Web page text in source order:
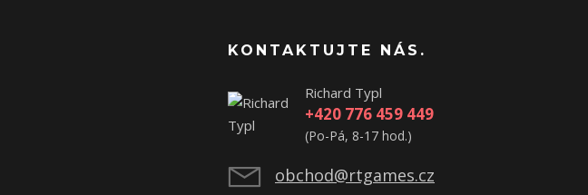
KONTAKTUJTE NÁS.
Richard Typl
+420 776 459 449
(Po-Pá, 8-17 hod.)
obchod@rtgames.cz